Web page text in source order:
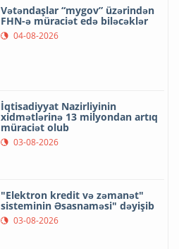
Vətəndaşlar “mygov” üzərindən
FHN-ə müraciət edə biləcəklər
04-08-2026
İqtisadiyyat Nazirliyinin
xidmətlərinə 13 milyondan artıq
müraciət olub
03-08-2026
"Elektron kredit və zəmanət"
sisteminin Əsasnaməsi" dəyişib
03-08-2026